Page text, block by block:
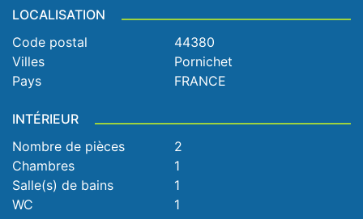
LOCALISATION
Code postal
44380
Villes
Pornichet
Pays
FRANCE
INTÉRIEUR
Nombre de pièces
2
Chambres
1
Salle(s) de bains
1
WC
1